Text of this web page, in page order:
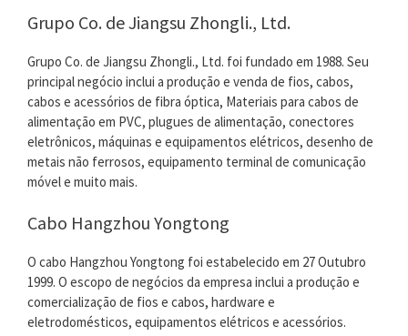
Grupo Co. de Jiangsu Zhongli., Ltd.
Grupo Co. de Jiangsu Zhongli., Ltd. foi fundado em 1988. Seu
principal negócio inclui a produção e venda de fios, cabos,
cabos e acessórios de fibra óptica, Materiais para cabos de
alimentação em PVC, plugues de alimentação, conectores
eletrônicos, máquinas e equipamentos elétricos, desenho de
metais não ferrosos, equipamento terminal de comunicação
móvel e muito mais.
Cabo Hangzhou Yongtong
O cabo Hangzhou Yongtong foi estabelecido em 27 Outubro
1999. O escopo de negócios da empresa inclui a produção e
comercialização de fios e cabos, hardware e
eletrodomésticos, equipamentos elétricos e acessórios.